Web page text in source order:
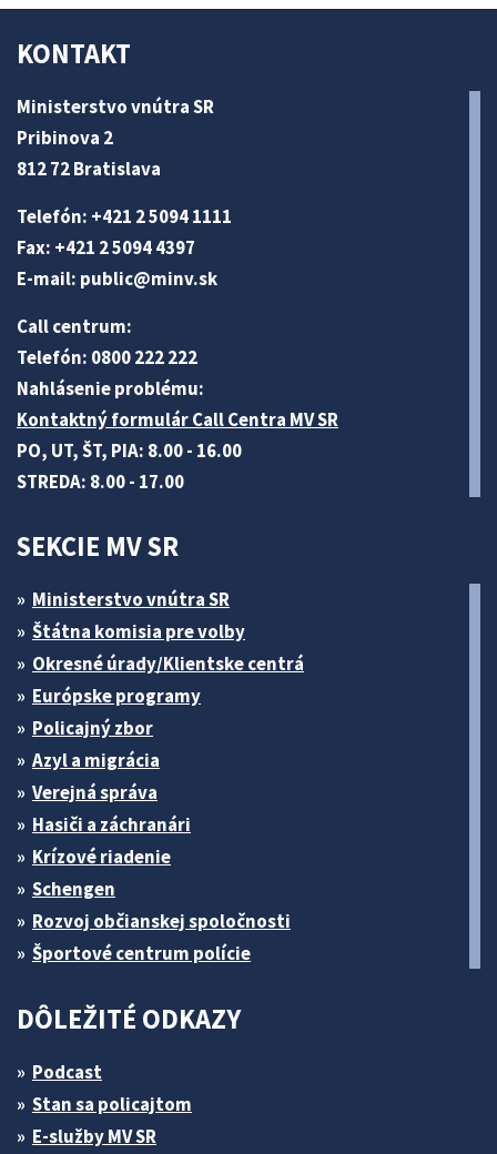
KONTAKT
Ministerstvo vnútra SR
Pribinova 2
812 72 Bratislava
Telefón: +421 2 5094 1111
Fax: +421 2 5094 4397
E-mail: public@minv.sk
Call centrum:
Telefón: 0800 222 222
Nahlásenie problému:
Kontaktný formulár Call Centra MV SR
PO, UT, ŠT, PIA: 8.00 - 16.00
STREDA: 8.00 - 17.00
SEKCIE MV SR
Ministerstvo vnútra SR
Štátna komisia pre volby
Okresné úrady/Klientske centrá
Európske programy
Policajný zbor
Azyl a migrácia
Verejná správa
Hasiči a záchranári
Krízové riadenie
Schengen
Rozvoj občianskej spoločnosti
Športové centrum polície
DÔLEŽITÉ ODKAZY
Podcast
Stan sa policajtom
E-služby MV SR